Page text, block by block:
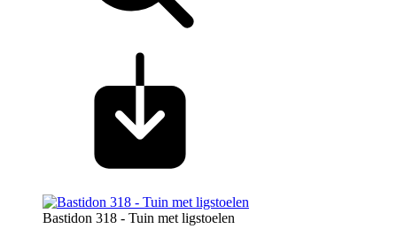
Bastidon 318 - Tuin met ligstoelen